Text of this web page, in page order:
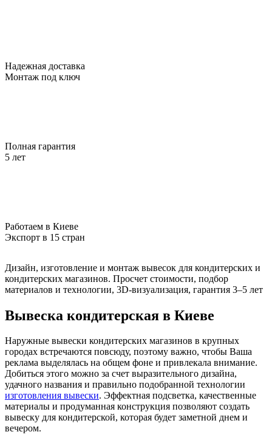
Надежная доставка
Монтаж под ключ
Полная гарантия
5 лет
Работаем в Киеве
Экспорт в 15 стран
Дизайн, изготовление и монтаж вывесок для кондитерских и
кондитерских магазинов. Просчет стоимости, подбор
материалов и технологии, 3D-визуализация, гарантия 3–5 лет
Вывеска кондитерская в Киеве
Наружные вывески кондитерских магазинов в крупных
городах встречаются повсюду, поэтому важно, чтобы Ваша
реклама выделялась на общем фоне и привлекала внимание.
Добиться этого можно за счет выразительного дизайна,
удачного названия и правильно подобранной технологии
изготовления вывески. Эффектная подсветка, качественные
материалы и продуманная конструкция позволяют создать
вывеску для кондитерской, которая будет заметной днем и
вечером.